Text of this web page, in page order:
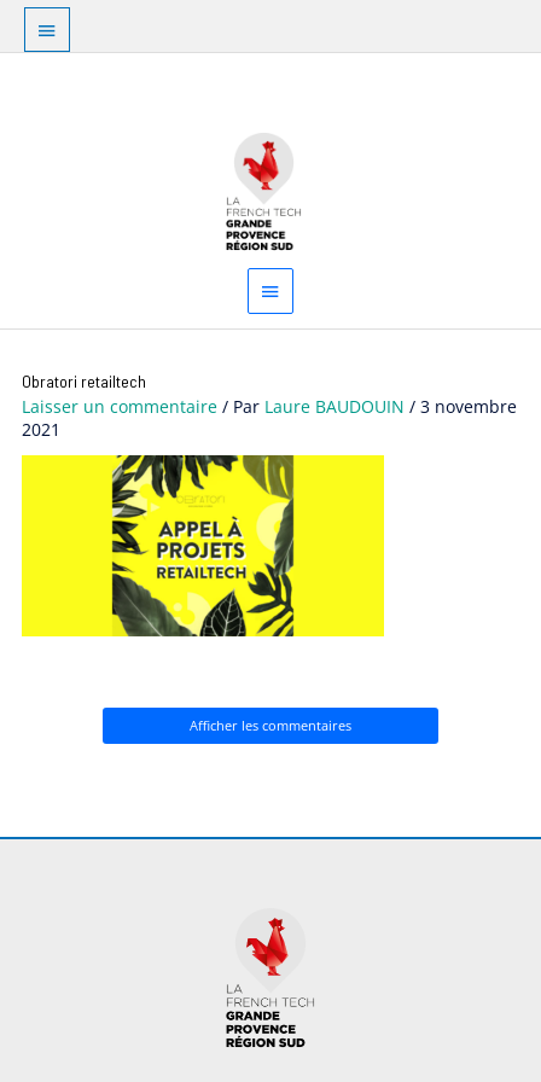
Aller
contenu
Au
dessus
principal
Obratori retailtech
Laisser un commentaire / Par Laure BAUDOUIN/3 novembre
2021
Afficher les commentaires